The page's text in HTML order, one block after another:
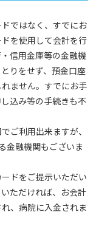
ではなく、すでにお
を使用して会計を行
信用金庫等の金融機
りをせず、預金口座
ません。すでにお手
込み等の手続きも不
ご利用出来ますが、
金融機関もございま
ドをご提示いただい
ただければ、お会計
、病院に入金されま